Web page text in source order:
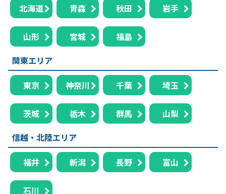
北海道 青森 秋田 岩手
山形 宮城
福島
関東エリア
東京 神奈川 千葉 埼玉
茨城 栃木 群馬
山梨
信越・北陸エリア
福井 新潟 長野 富山
石川